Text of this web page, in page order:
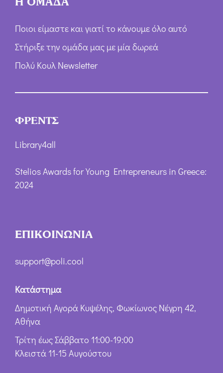
Ποιοι είμαστε και γιατί το κάνουμε όλο αυτό
Στήριξε την ομάδα μας με μία δωρεά
Πολύ Κουλ Newsletter
ΦΡΕΝΤΣ
Library4all
Stelios Awards for Young Entrepreneurs in Greece:
2024
ΕΠΙΚΟΙΝΩΝΙΑ
support@poli.cool
Κατάστημα
Δημοτική Αγορά Κυψέλης, Φωκίωνος Νέγρη 42,
Αθήνα
Τρίτη έως Σάββατο 11:00-19:00
Κλειστά 11-15 Αυγούστου